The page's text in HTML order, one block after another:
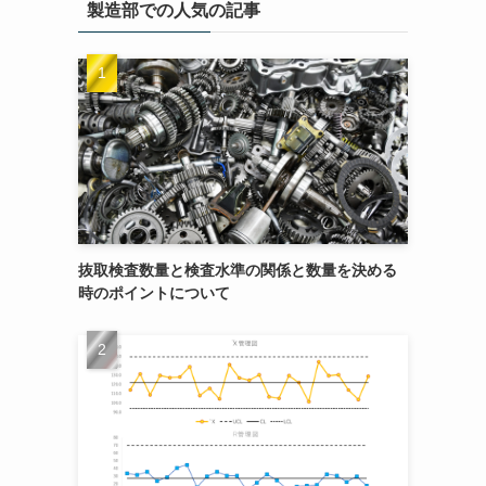
製造部での人気の記事
抜取検査数量と検査水準の関係と数量を決める
時のポイントについて